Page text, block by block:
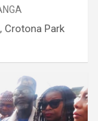
Crotona Park